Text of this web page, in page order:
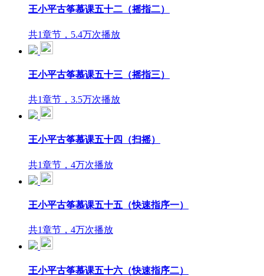
王小平古筝慕课五十二（摇指二）
共1章节，5.4万次播放
王小平古筝慕课五十三（摇指三）
共1章节，3.5万次播放
王小平古筝慕课五十四（扫摇）
共1章节，4万次播放
王小平古筝慕课五十五（快速指序一）
共1章节，4万次播放
王小平古筝慕课五十六（快速指序二）